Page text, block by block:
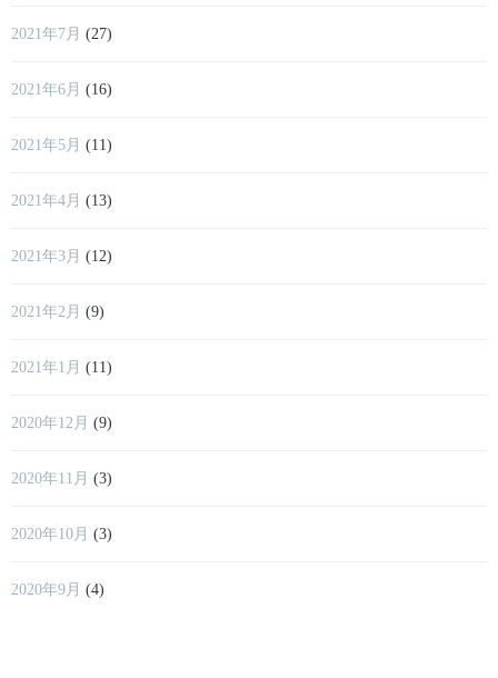
2021年7月 (27)
2021年6月 (16)
2021年5月 (11)
2021年4月 (13)
2021年3月 (12)
2021年2月 (9)
2021年1月 (11)
2020年12月 (9)
2020年11月 (3)
2020年10月 (3)
2020年9月 (4)